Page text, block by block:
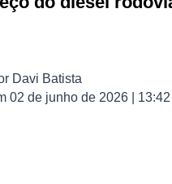
Davi Batista
02 de junho de 2026 | 13:42